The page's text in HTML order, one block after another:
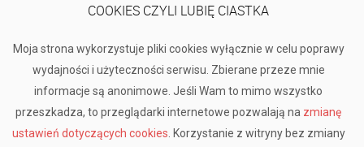
COOKIES CZYLI LUBIĘ CIASTKA
Moja strona wykorzystuje pliki cookies wyłącznie w celu poprawy
wydajności i użyteczności serwisu. Zbierane przeze mnie
informacje są anonimowe. Jeśli Wam to mimo wszystko
przeszkadza, to przeglądarki internetowe pozwalają na zmianę
ustawień dotyczących cookies . Korzystanie z witryny bez zmiany